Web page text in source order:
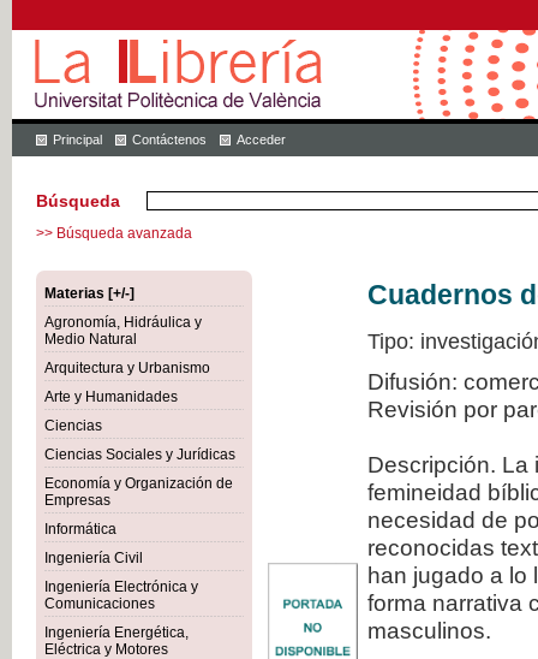
Principal Contáctenos Acceder
Búsqueda
>> Búsqueda avanzada
Materias [+/-]
Agronomía, Hidráulica y
Medio Natural
Arquitectura y Urbanismo
Arte y Humanidades
Ciencias
Ciencias Sociales y Jurídicas
Economía y Organización de
Empresas
Informática
Ingeniería Civil
Ingeniería Electrónica y
Comunicaciones
Ingeniería Energética,
Eléctrica y Motores
Cuadernos
Tipo:
Difusión:
Revisión por
Descripción. La
femineidad
necesidad de
reconocidas
han jugado a lo
forma narrativa
masculinos.